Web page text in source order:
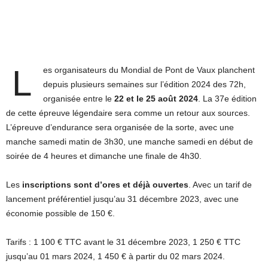
L
es organisateurs du Mondial de Pont de Vaux planchent
depuis plusieurs semaines sur l’édition 2024 des 72h,
organisée entre le 22 et le 25 août 2024 . La 37e édition
de cette épreuve légendaire sera comme un retour aux sources.
L’épreuve d’endurance sera organisée de la sorte, avec une
manche samedi matin de 3h30, une manche samedi en début de
soirée de 4 heures et dimanche une finale de 4h30.
Les inscriptions sont d’ores et déjà ouvertes . Avec un tarif de
lancement préférentiel jusqu’au 31 décembre 2023, avec une
économie possible de 150 €.
Tarifs : 1 100 € TTC avant le 31 décembre 2023, 1 250 € TTC
jusqu’au 01 mars 2024, 1 450 € à partir du 02 mars 2024.